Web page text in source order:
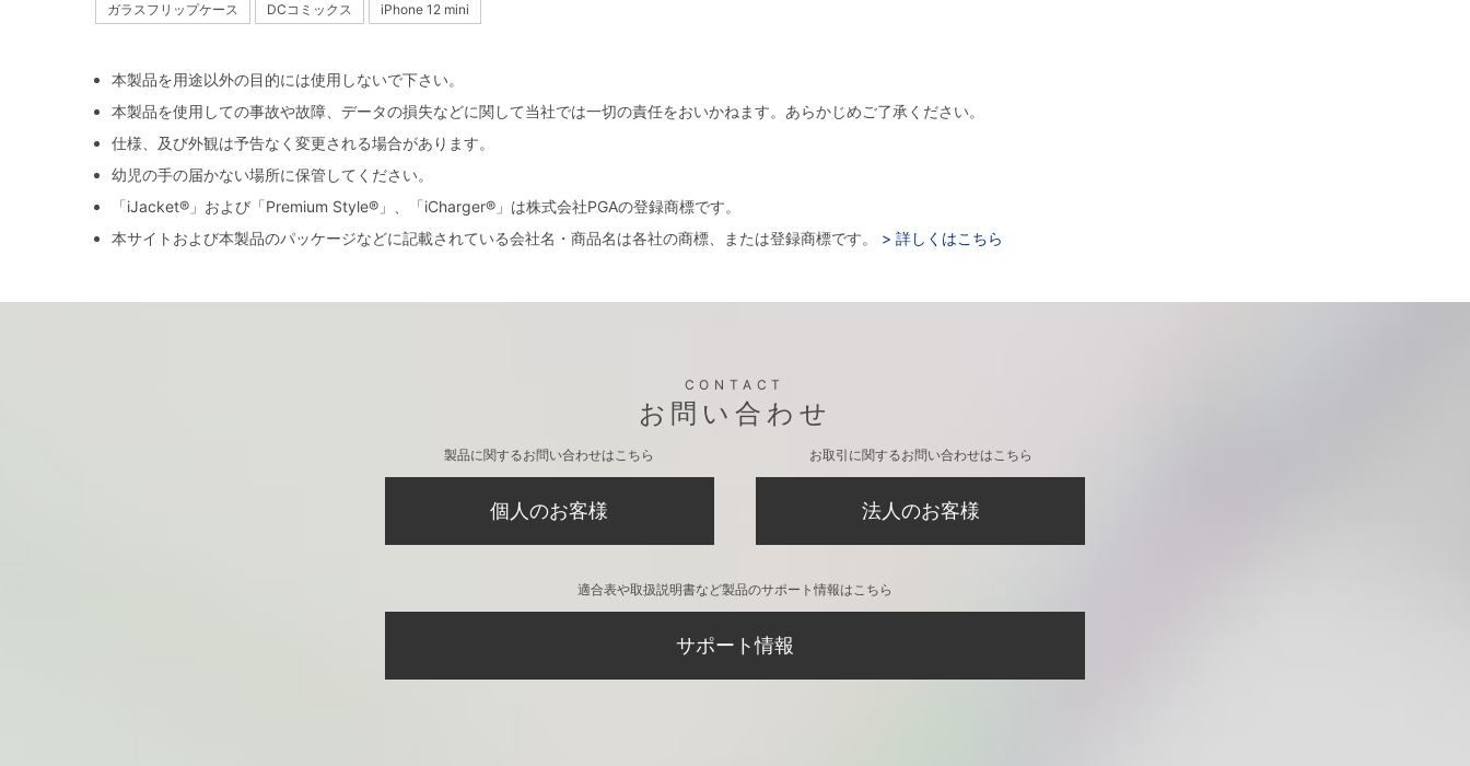
ガラスフリップケース DCコミックス iPhone 12 mini
本製品を用途以外の目的には使用しないで下さい。
本製品を使用しての事故や故障、データの損失などに関して当社では一切の責任をおいかねます。あらかじめご了承ください。
仕様、及び外観は予告なく変更される場合があります。
幼児の手の届かない場所に保管してください。
「iJacket®」および「Premium Style®」、「iCharger®」は株式会社PGAの登録商標です。
本サイトおよび本製品のパッケージなどに記載されている会社名・商品名は各社の商標、または登録商標です。
> 詳しくはこちら
CONTACT
お問い合わせ
製品に関するお問い合わせはこちら
個人のお客様
お取引に関するお問い合わせはこちら
法人のお客様
適合表や取扱説明書など製品のサポート情報はこちら
サポート情報